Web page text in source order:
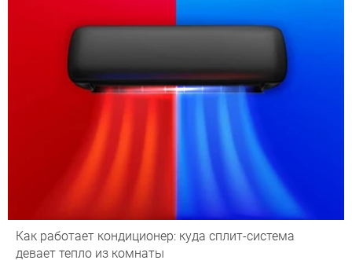
Как работает кондиционер: куда сплит-система
девает тепло из комнаты